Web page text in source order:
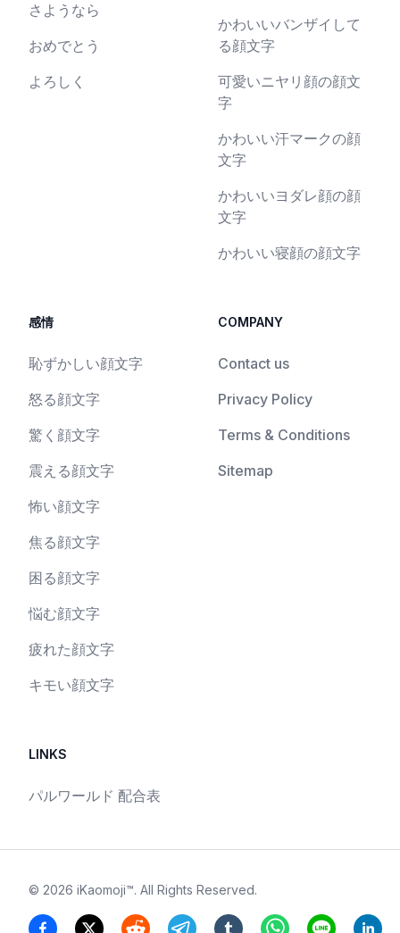
さようなら
おめでとう
よろしく
かわいいバンザイして
る顔文字
可愛いニヤリ顔の顔文
字
かわいい汗マークの顔
文字
かわいいヨダレ顔の顔
文字
かわいい寝顔の顔文字
感情
恥ずかしい顔文字
怒る顔文字
驚く顔文字
震える顔文字
怖い顔文字
焦る顔文字
困る顔文字
悩む顔文字
疲れた顔文字
キモい顔文字
COMPANY
Contact us
Privacy Policy
Terms & Conditions
Sitemap
LINKS
パルワールド 配合表
© 2026 iKaomoji™. All Rights Reserved.